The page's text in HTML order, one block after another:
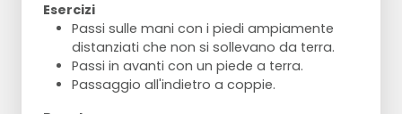
Esercizi
Passi sulle mani con i piedi ampiamente
distanziati che non si sollevano da terra.
Passi in avanti con un piede a terra.
Passaggio all'indietro a coppie.